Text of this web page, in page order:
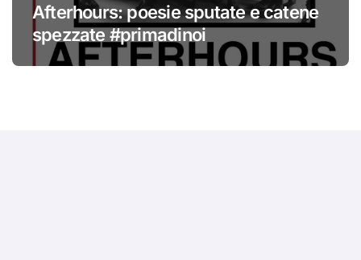
Afterhours: poesie sputate e catene
spezzate #primadinoi